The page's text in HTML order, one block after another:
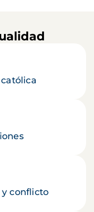
y conflicto